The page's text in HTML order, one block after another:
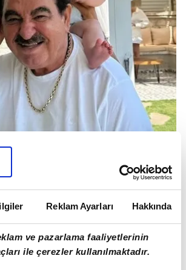
Reklam Ayarları Hakkında
ve pazarlama faaliyetlerinin
ile çerezler kullanılmaktadır.
torunlarıyla geçirdiği bu özel